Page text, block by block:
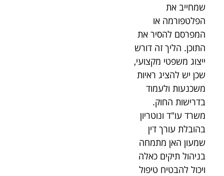
שמחייב את
הפלטפורמה או
המפרסם להסיר את
התוכן. הליך זה דורש
ייצוג משפטי מקצועי,
שכן יש להציג ראיות
משכנעות ולעמוד
בדרישות החוק.
משרד עו"ד ונוטריון
בהובלת עורך דין
שמעון האן מתמחה
בניהול תיקים כאלה
ויכול להבטיח טיפול